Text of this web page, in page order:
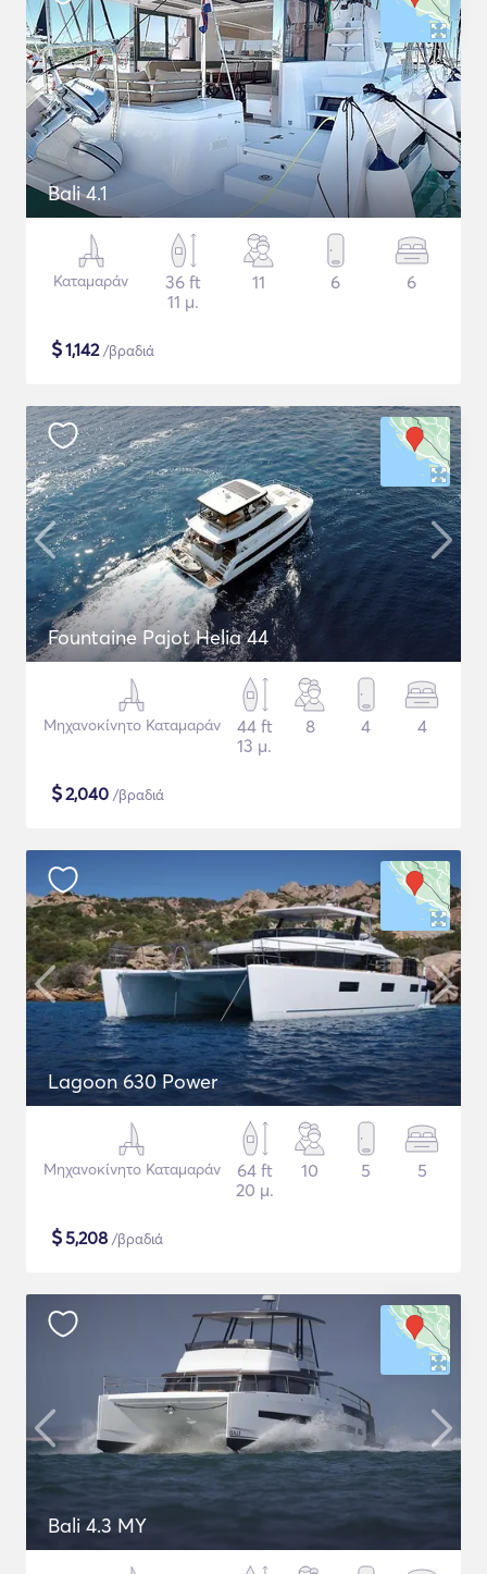
Bali 4.1
Καταμαράν
36 ft
11 μ.
11 6 6
$1,142/βραδιά
Fountaine Pajot Helia 44
Μηχανοκίνητο Καταμαράν
44 ft
13 μ.
8 4 4
$2,040 /βραδιά
Lagoon 630 Power
Μηχανοκίνητο Καταμαράν
64 ft
20 μ.
10 5 5
$5,208 /βραδιά
Bali 4.3 MY